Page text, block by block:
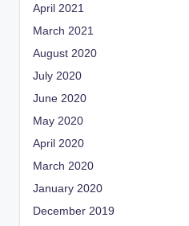
April 2021
March 2021
August 2020
July 2020
June 2020
May 2020
April 2020
March 2020
January 2020
December 2019